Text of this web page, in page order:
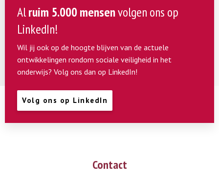
Alruim 5.000 mensenvolgen ons op
LinkedIn!
Wil jij ook op de hoogte blijven van de actuele
ontwikkelingen rondom sociale veiligheid in het
onderwijs? Volg ons dan op LinkedIn!
Volg ons op LinkedIn
Contact